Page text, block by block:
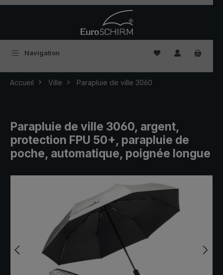
Navigation Vous avez 0
Accueil Ville Parapluie de ville 3060
Parapluie de ville 3060, argent,
protection FPU 50+, parapluie de
poche, automatique, poignée longue